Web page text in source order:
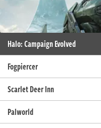
Halo: Campaign Evolved
Fogpiercer
Scarlet Deer Inn
Palworld